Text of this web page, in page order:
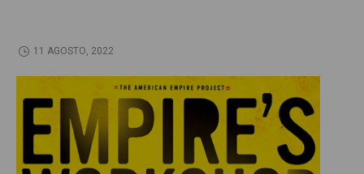
11 AGOSTO, 2022